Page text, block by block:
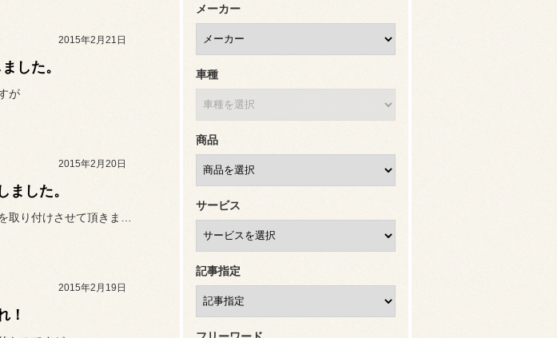
2015年2月21日
した。
が
2015年2月20日
した。
2015年2月19日
！
メーカー
車種
商品
サービス
記事指定